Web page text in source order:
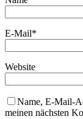
E-Mail*
Website
Name, E-Mail-
meinen nächsten